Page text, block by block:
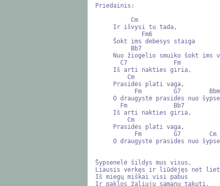
Priedainis:
Šypsenelė šildys mus visus,
Liausis verkęs ir liūdėjęs net
Iš miegų miškai visi pabus
Ir paklos žaliųjų samanų takutį.